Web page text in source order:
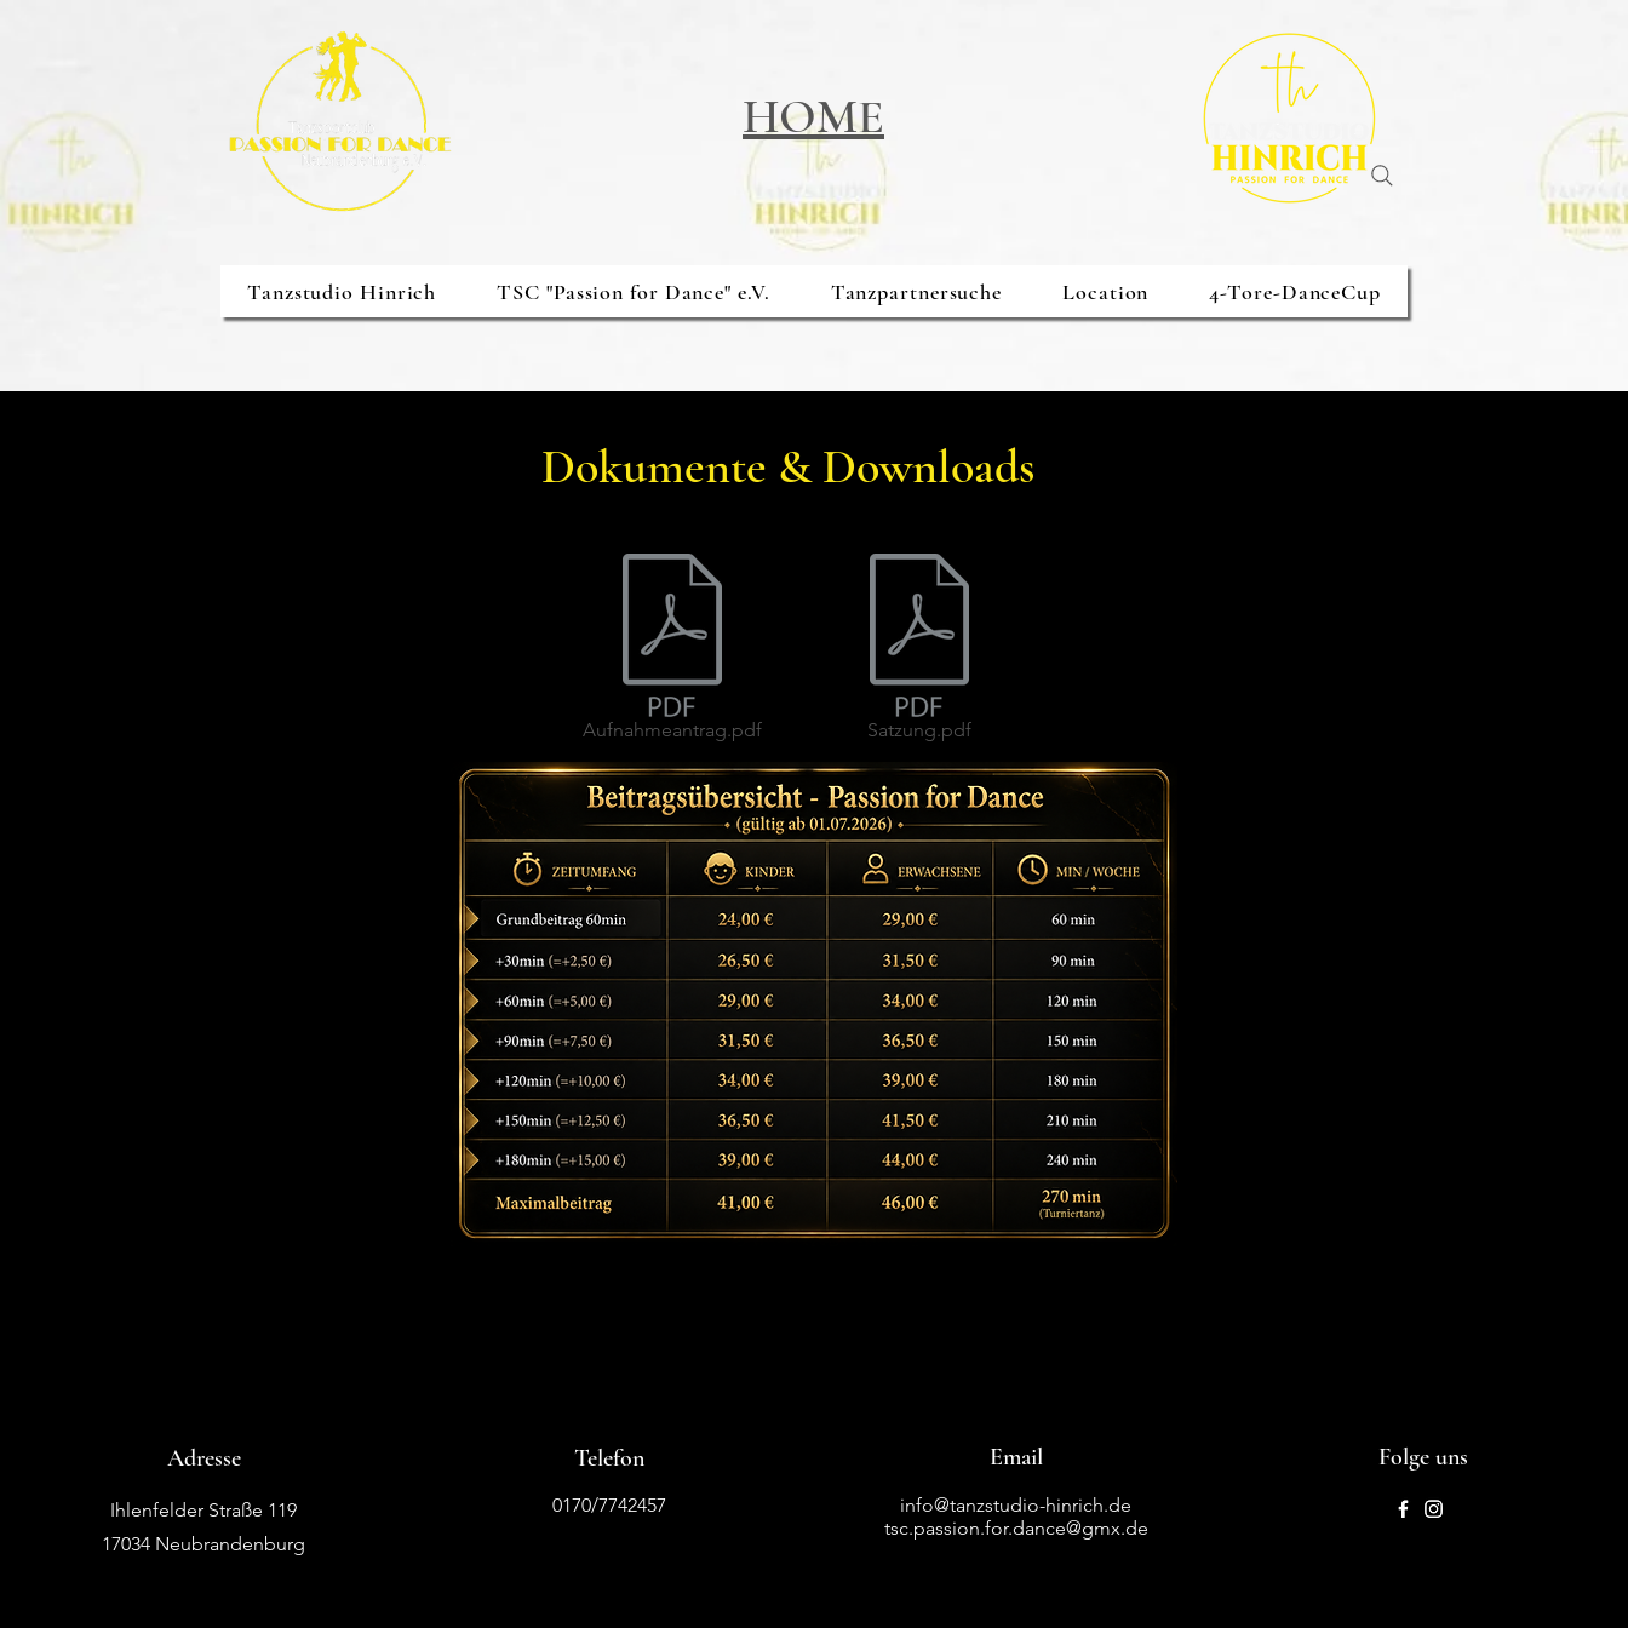
HOME
Tanzstudio Hinrich TSC "Passion for Dance" e.V. Tanzpartnersuche Location 4-Tore-DanceCup
Dokumente & Downloads
Aufnahmeantrag.pdf Satzung.pdf
Adresse
Ihlenfelder Straße 119
17034 Neubrandenburg
Telefon
0170/7742457
Email
info@tanzstudio-hinrich.de
tsc.passion.for.dance@gmx.de
Folge uns